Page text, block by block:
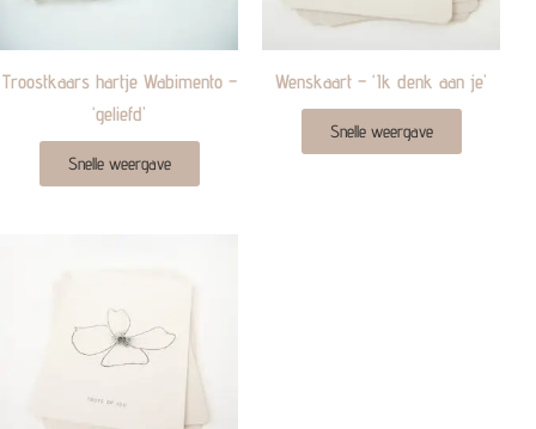
Troostkaars hartje Wabimento –
‘geliefd’
Snelle weergave
Wenskaart – ‘Ik denk aan je’
Snelle weergave